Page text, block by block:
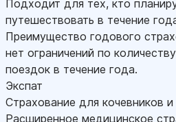
Подходит для тех, кто
путешествовать в течение
Преимущество годового
нет ограничений по
поездок в течение года.
Экспат
Страхование для кочевников и
Расширенное медицинское